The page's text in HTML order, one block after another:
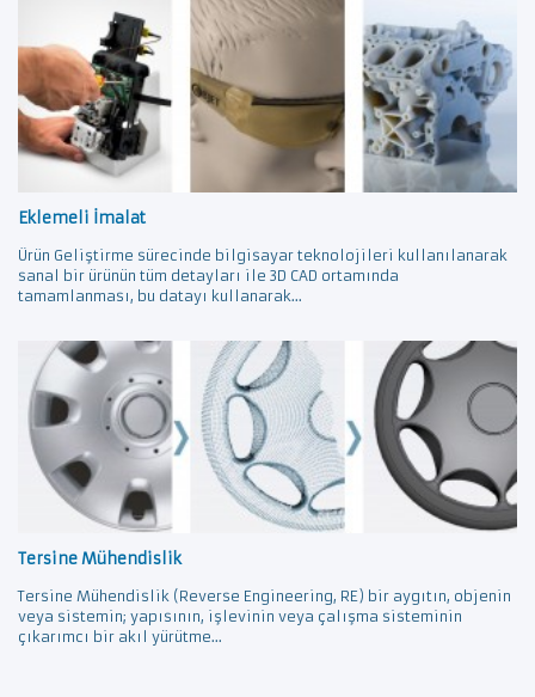
Eklemeli İmalat
Ürün Geliştirme sürecinde bilgisayar teknolojileri kullanılanarak
sanal bir ürünün tüm detayları ile 3D CAD ortamında
tamamlanması, bu datayı kullanarak...
Tersine Mühendislik
Tersine Mühendislik (Reverse Engineering, RE) bir aygıtın, objenin
veya sistemin; yapısının, işlevinin veya çalışma sisteminin
çıkarımcı bir akıl yürütme...